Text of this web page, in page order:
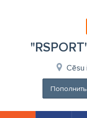
Cēsu